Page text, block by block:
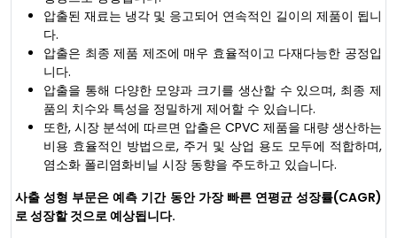
압출된 재료는 냉각 및 응고되어 연속적인 길이의 제품이 됩니
다.
압출은 최종 제품 제조에 매우 효율적이고 다재다능한 공정입
니다.
압출을 통해 다양한 모양과 크기를 생산할 수 있으며, 최종 제
품의 치수와 특성을 정밀하게 제어할 수 있습니다.
또한, 시장 분석에 따르면 압출은 CPVC 제품을 대량 생산하는
비용 효율적인 방법으로, 주거 및 상업 용도 모두에 적합하며,
염소화 폴리염화비닐 시장 동향을 주도하고 있습니다.
사출 성형 부문은 예측 기간 동안 가장 빠른 연평균 성장률(CAGR)
로 성장할 것으로 예상됩니다.